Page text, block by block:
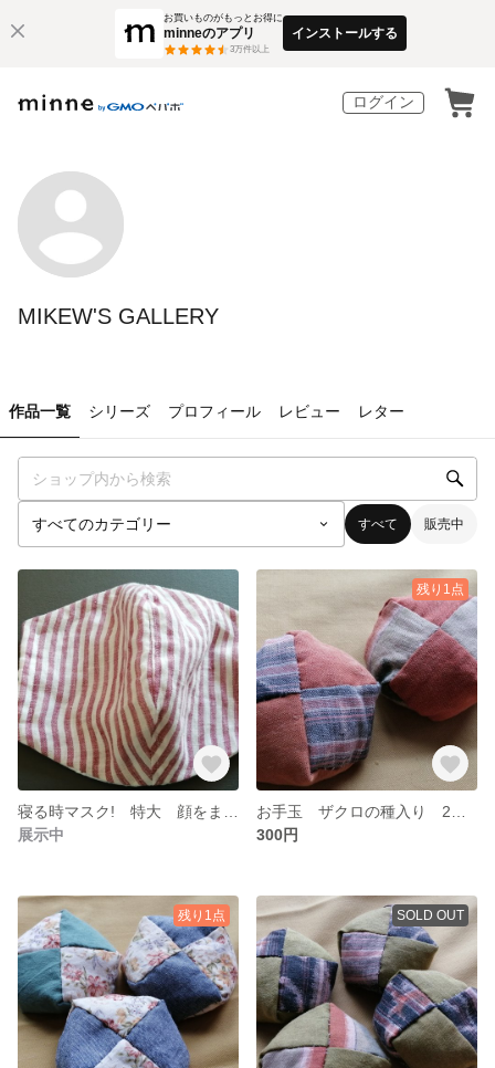
お買いものがもっとお得に
minneのアプリ
3万件以上
インストールする
ログイン
MIKEW'S GALLERY
作品一覧 シリーズ プロフィール レビュー レター
すべて 販売中
展示中
残り1点
300円
残り1点 SOLD OUT